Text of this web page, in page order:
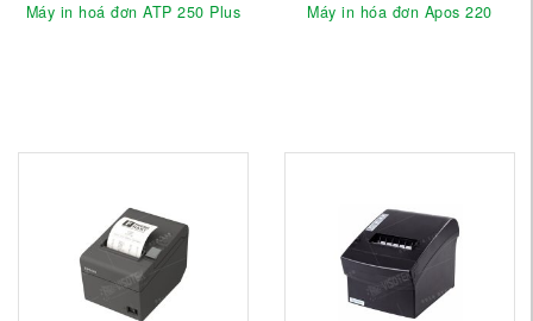
Máy in hoá đơn ATP 250 Plus Máy in hóa đơn Apos 220